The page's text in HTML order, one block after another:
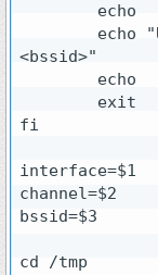
<bssid>"
fi
interface=$1
channel=$2
bssid=$3
cd /tmp